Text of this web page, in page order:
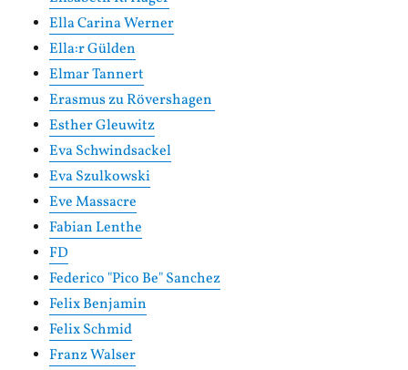
Ella Carina Werner
Ella:r Gülden
Elmar Tannert
Erasmus zu Rövershagen
Esther Gleuwitz
Eva Schwindsackel
Eva Szulkowski
Eve Massacre
Fabian Lenthe
FD
Federico "Pico Be" Sanchez
Felix Benjamin
Felix Schmid
Franz Walser